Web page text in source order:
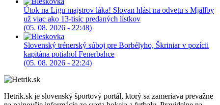
Útok na Ligu majstrov láka! Slovan hlási na odvetu s Mjällby
už viac ako 13-tisíc predaných lístkov
(05. 08. 2026 - 22:48)
Slovenský trénerský súboj pre Borbélyho, Škriniar v pozícii
kapitána potiahol Fenerbahce
(05. 08. 2026 - 22:24)
Hetrik.sk je slovenský športový portál, ktorý sa zameriava prevažne